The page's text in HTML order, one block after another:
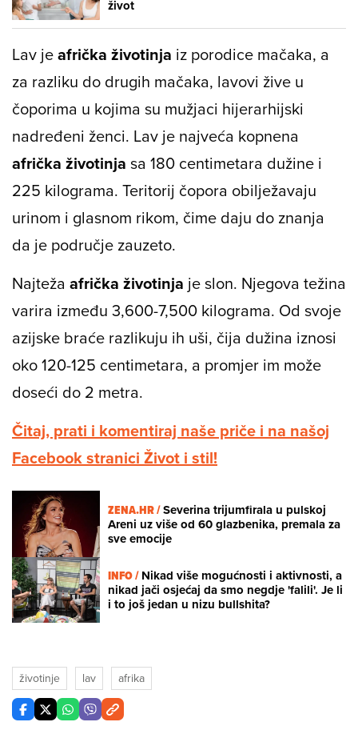
život
Lav jeafrička životinja iz porodice mačaka, a
za razliku do drugih mačaka, lavovi žive u
čoporima u kojima su mužjaci hijerarhijski
nadređeni ženci. Lav je najveća kopnena
afrička životinja sa 180 centimetara dužine i
225 kilograma. Teritorij čopora obilježavaju
urinom i glasnom rikom, čime daju do znanja
da je područje zauzeto.
Najteža afrička životinja je slon. Njegova težina
varira između 3,600-7,500 kilograma. Od svoje
azijske braće razlikuju ih uši, čija dužina iznosi
oko 120-125 centimetara, a promjer im može
doseći do 2 metra.
Čitaj, prati i komentiraj naše priče i na našoj
Facebook stranici Život i stil!
ZENA.HR /Severina trijumfirala u pulskoj
Areni uz više od 60 glazbenika, premala za
sve emocije
INFO /Nikad više mogućnosti i aktivnosti, a
nikad jači osjećaj da smo negdje 'falili'. Je li
i to još jedan u nizu bullshita?
životinje lav afrika